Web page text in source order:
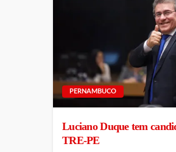
PERNAMBUCO
Luciano Duque tem
TRE-PE